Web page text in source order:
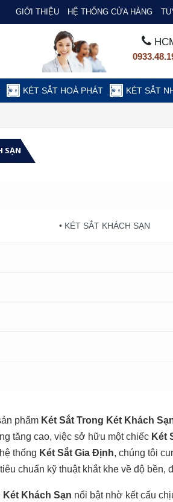
GIỚI THIỆU HỆ THỐNG CỬA HÀNG
KÉT SẮT HOÀ PHÁT KÉT SẮT
SẠN
• KÉT SẮT KHÁCH SẠN
phẩm Két Sắt Trong Két Khách
tăng cao, việc sở hữu một chiếc Két
thống Két Sắt Gia Định, chúng tôi
chuẩn kỹ thuật khắt khe về độ bền,
Két Khách Sạn nổi bật nhờ kết cấu